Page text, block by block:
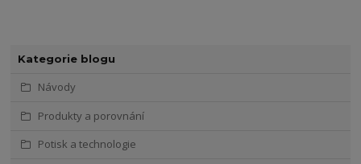
Kategorie blogu
Návody
Produkty a porovnání
Potisk a technologie